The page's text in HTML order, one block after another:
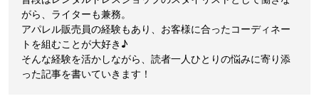
がら、ライターも兼務。
アパレル販売員の経験もあり、お客様に合ったコーディネー
トを組むことが大好き♪
そんな経験を活かしながら、読者一人ひとりの悩みに寄り添
った記事を書いていきます！